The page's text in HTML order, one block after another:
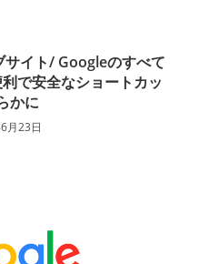
イト/ Googleのすべて
で安全なショートカッ
かに
月23日